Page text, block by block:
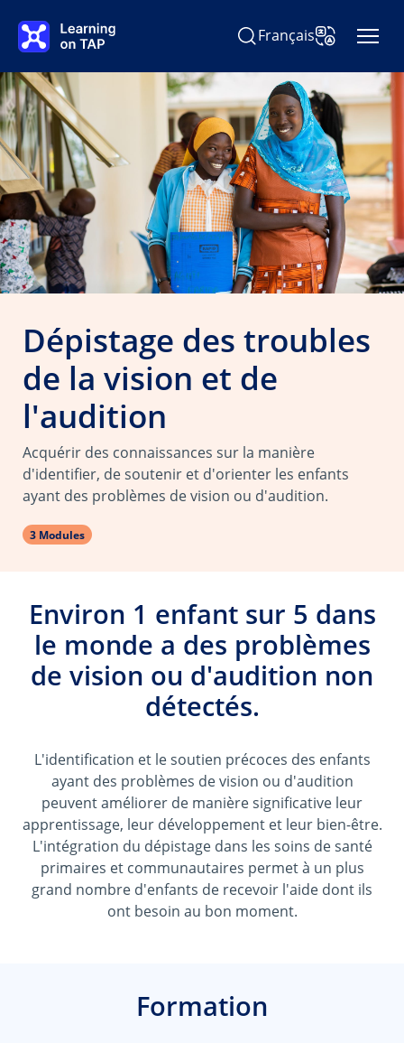
Rechercher Learning on
FrançaisChanger la
Dépistage des troubles
de la vision et de
l'audition
Acquérir des connaissances sur la manière
d'identifier, de soutenir et d'orienter les enfants
ayant des problèmes de vision ou d'audition.
3 Modules
Environ 1 enfant sur 5 dans
le monde a des problèmes
de vision ou d'audition non
détectés.
L'identification et le soutien précoces des enfants
ayant des problèmes de vision ou d'audition
peuvent améliorer de manière significative leur
apprentissage, leur développement et leur bien-être.
L'intégration du dépistage dans les soins de santé
primaires et communautaires permet à un plus
grand nombre d'enfants de recevoir l'aide dont ils
ont besoin au bon moment.
Formation